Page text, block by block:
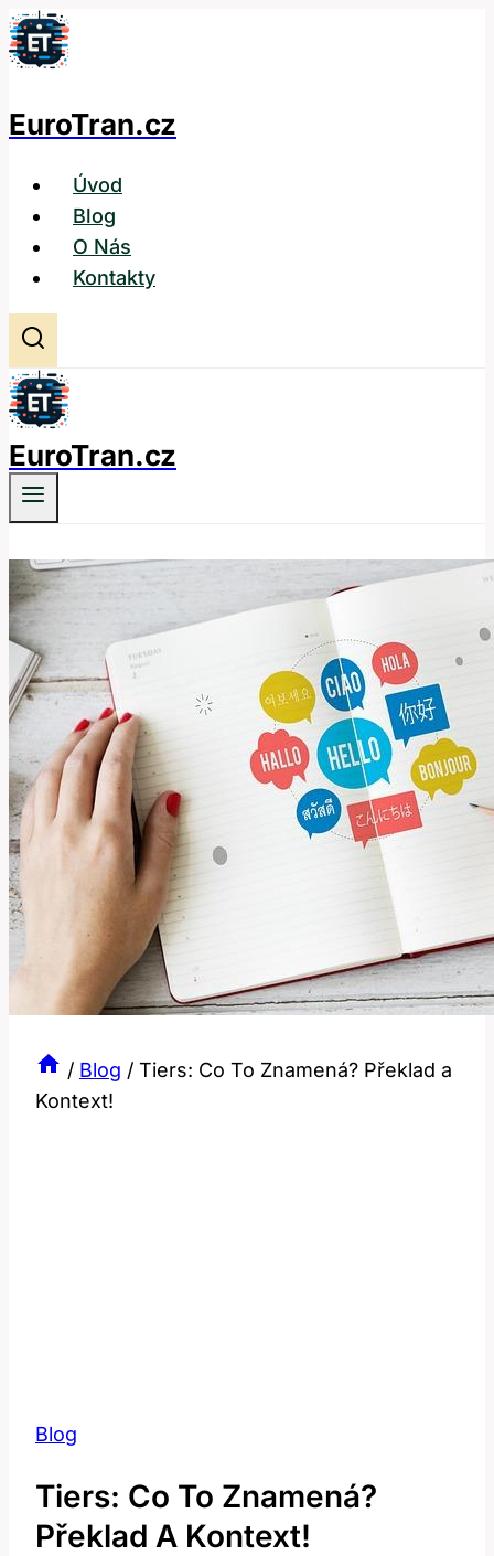
Přeskočit
na
EuroTran.cz
Úvod
Blog
O Nás
Kontakty
EuroTran.cz
/ Blog / Tiers: Co To Znamená? Překlad a
Kontext!
Blog
Tiers: Co To Znamená?
Překlad A Kontext!